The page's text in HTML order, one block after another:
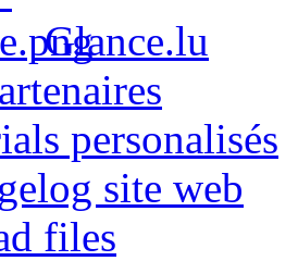
Glance.lu
personalisés
site web
files